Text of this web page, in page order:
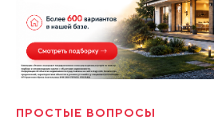
ПРОСТЫЕ ВОПРОСЫ